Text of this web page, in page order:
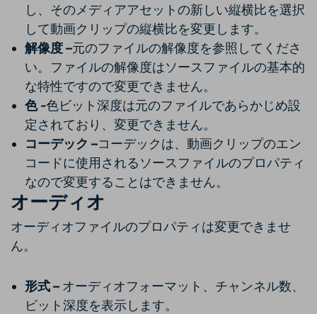
し、そのメディアアセットの新しい縦横比を選択
して動画クリップの縦横比を変更します。
解像度 –元のファイルの解像度を参照してくださ
い。ファイルの解像度はソースファイルの基本的
な特性ですので変更できません。
色 -色ビット深度は元のファイルであらかじめ設
定されており、変更できません。
コーデック –コーデックは、動画クリップのエン
コードに使用されるソースファイルのプロパティ
なので変更することはできません。
オーディオ
オーディオファイルのプロパティは変更できませ
ん。
形式 – オーディオフォーマット、チャンネル数、
ビット深度を表示します。